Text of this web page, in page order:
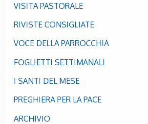
VISITA PASTORALE
RIVISTE CONSIGLIATE
VOCE DELLA PARROCCHIA
FOGLIETTI SETTIMANALI
I SANTI DEL MESE
PREGHIERA PER LA PACE
ARCHIVIO